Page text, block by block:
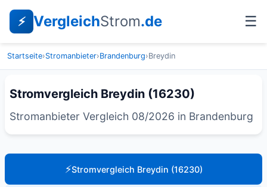
⚡ VergleichStrom.de ☰
Startseite›Stromanbieter›Brandenburg›Breydin
Stromvergleich Breydin (16230)
Stromanbieter Vergleich 08/2026 in Brandenburg
⚡Stromvergleich Breydin (16230)